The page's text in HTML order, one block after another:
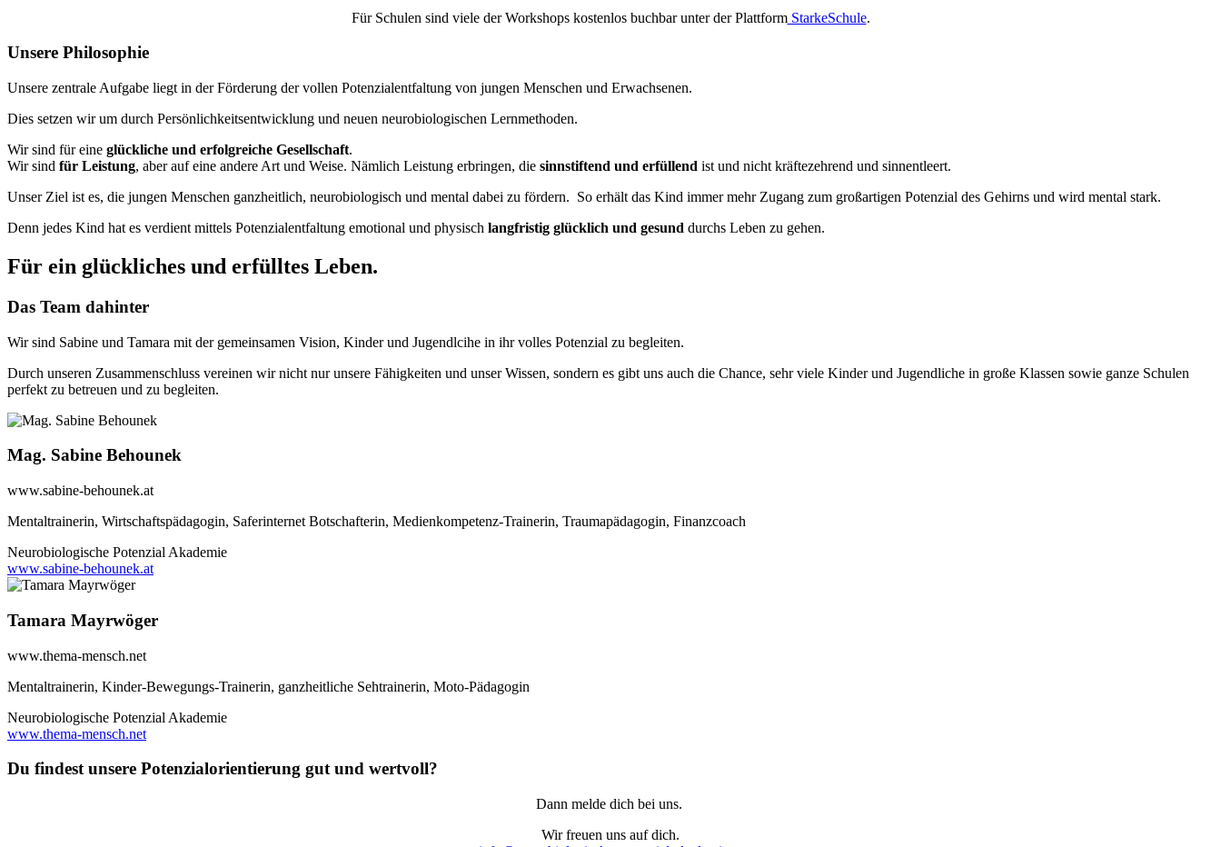
Für Schulen sind viele der Workshops kostenlos buchbar unter der PlattformStarkeSchule.
Unsere Philosophie
Unsere zentrale Aufgabe liegt in der Förderung der vollen Potenzialentfaltung von jungen Menschen und Erwachsenen.
Dies setzen wir um durch Persönlichkeitsentwicklung und neuen neurobiologischen Lernmethoden.
Wir sind für eine glückliche und erfolgreiche Gesellschaft.
Wir sind für Leistung, aber auf eine andere Art und Weise. Nämlich Leistung erbringen, die sinnstiftend und erfüllend ist und nicht kräftezehrend und sinnentleert.
Unser Ziel ist es, die jungen Menschen ganzheitlich, neurobiologisch und mental dabei zu fördern. So erhält das Kind immer mehr Zugang zum großartigen Potenzial des Gehirns und wird mental stark.
Denn jedes Kind hat es verdient mittels Potenzialentfaltung emotional und physisch langfristig glücklich und gesund durchs Leben zu gehen.
Für ein glückliches und erfülltes Leben.
Das Team dahinter
Wir sind Sabine und Tamara mit der gemeinsamen Vision, Kinder und Jugendlcihe in ihr volles Potenzial zu begleiten.
Durch unseren Zusammenschluss vereinen wir nicht nur unsere Fähigkeiten und unser Wissen, sondern es gibt uns auch die Chance, sehr viele Kinder und Jugendliche in große Klassen sowie ganze Schulen
perfekt zu betreuen und zu begleiten.
Mag. Sabine Behounek
www.sabine-behounek.at
Mentaltrainerin, Wirtschaftspädagogin, Saferinternet Botschafterin, Medienkompetenz-Trainerin, Traumapädagogin, Finanzcoach
Neurobiologische Potenzial Akademie
www.sabine-behounek.at
Tamara Mayrwöger
www.thema-mensch.net
Mentaltrainerin, Kinder-Bewegungs-Trainerin, ganzheitliche Sehtrainerin, Moto-Pädagogin
Neurobiologische Potenzial Akademie
www.thema-mensch.net
Du findest unsere Potenzialorientierung gut und wertvoll?
Dann melde dich bei uns.
Wir freuen uns auf dich.